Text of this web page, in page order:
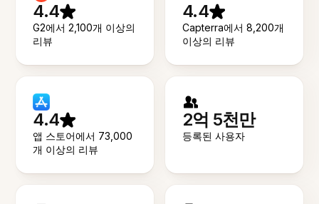
4.4
G2에서 2,100개 이상의
리뷰
4.4
Capterra에서 8,200개
이상의 리뷰
4.4
앱 스토어에서 73,000
개 이상의 리뷰
2억 5천만
등록된 사용자